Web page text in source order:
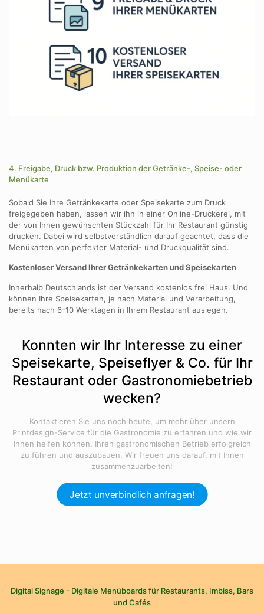
4. Freigabe, Druck bzw. Produktion der Getränke-, Speise- oder
Menükarte
Sobald Sie Ihre Getränkekarte oder Speisekarte zum Druck
freigegeben haben, lassen wir ihn in einer Online-Druckerei, mit
der von Ihnen gewünschten Stückzahl für Ihr Restaurant günstig
drucken. Dabei wird selbstverständlich darauf geachtet, dass die
Menükarten von perfekter Material- und Druckqualität sind.
Kostenloser Versand Ihrer Getränkekarten und Speisekarten
Innerhalb Deutschlands ist der Versand kostenlos frei Haus. Und
können Ihre Speisekarten, je nach Material und Verarbeitung,
bereits nach 6-10 Werktagen in Ihrem Restaurant auslegen.
Konnten wir Ihr Interesse zu einer
Speisekarte, Speiseflyer & Co. für Ihr
Restaurant oder Gastronomiebetrieb
wecken?
Kontaktieren Sie uns noch heute, um mehr über unsern
Printdesign-Service für die Gastronomie zu erfahren und wie wir
Ihnen helfen können, Ihren gastronomischen Betrieb erfolgreich
zu führen und auszubauen. Wir freuen uns darauf, mit Ihnen
zusammenzuarbeiten!
Jetzt unverbindlich anfragen!
Digital Signage - Digitale Menüboards für Restaurants, Imbiss, Bars
und Cafés